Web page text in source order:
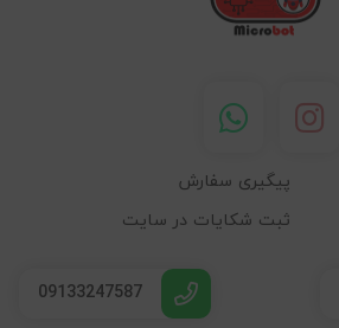
پیگیری سفارش
ثبت شکایات در سایت
09133247587